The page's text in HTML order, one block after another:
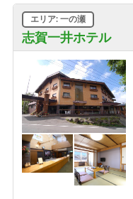
志賀一井ホテル
エリア: 一の瀬